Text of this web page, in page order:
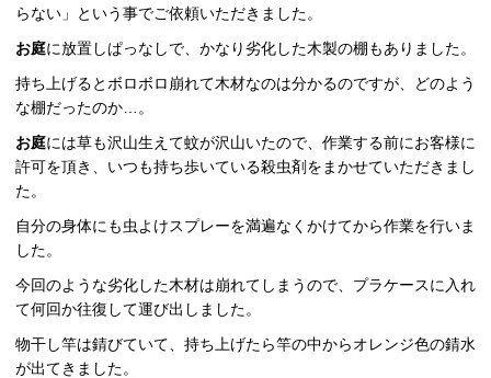
らない」という事でご依頼いただきました。
お庭に放置しぱっなしで、かなり劣化した木製の棚もありました。
持ち上げるとボロボロ崩れて木材なのは分かるのですが、どのよう
な棚だったのか…。
お庭には草も沢山生えて蚊が沢山いたので、作業する前にお客様に
許可を頂き、いつも持ち歩いている殺虫剤をまかせていただきまし
た。
自分の身体にも虫よけスプレーを満遍なくかけてから作業を行いま
した。
今回のような劣化した木材は崩れてしまうので、プラケースに入れ
て何回か往復して運び出しました。
物干し竿は錆びていて、持ち上げたら竿の中からオレンジ色の錆水
が出てきました。